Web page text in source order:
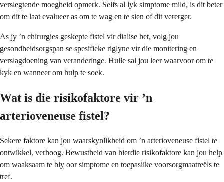
verslegtende moegheid opmerk. Selfs al lyk simptome mild, is dit beter
om dit te laat evalueer as om te wag en te sien of dit vererger.
As jy ’n chirurgies geskepte fistel vir dialise het, volg jou
gesondheidsorgspan se spesifieke riglyne vir die monitering en
verslagdoening van veranderinge. Hulle sal jou leer waarvoor om te
kyk en wanneer om hulp te soek.
Wat is die risikofaktore vir ’n
arterioveneuse fistel?
Sekere faktore kan jou waarskynlikheid om ’n arterioveneuse fistel te
ontwikkel, verhoog. Bewustheid van hierdie risikofaktore kan jou help
om waaksaam te bly oor simptome en toepaslike voorsorgmaatreëls te
tref.